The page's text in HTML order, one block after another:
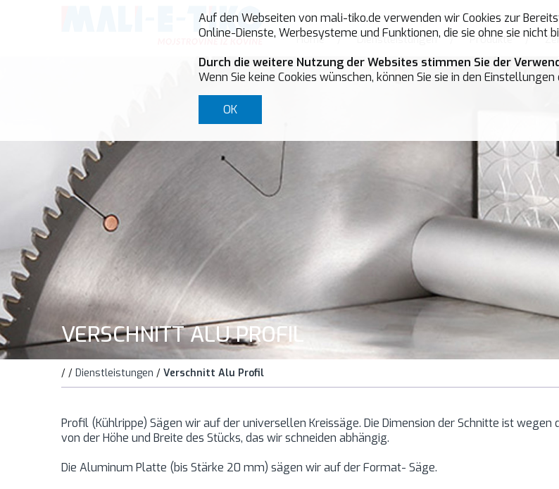
Home
/ Dienstleistungen / Produkte /
VERSCHNITT ALU PROFIL
/ / Dienstleistungen / Verschnitt Alu Profil
Profil (Kühlrippe) Sägen wir auf der universellen Kreissäge. Die Dimension der Schnitte ist
von der Höhe und Breite des Stücks, das wir schneiden abhängig.
Die Aluminum Platte (bis Stärke 20 mm) sägen wir auf der Format- Säge.
Auf den Webseiten von mali-tiko.de verwenden wir Cookies zur
Online-Dienste, Werbesysteme und Funktionen, die sie ohne sie nicht
Durch die weitere Nutzung der Websites stimmen Sie der
Wenn Sie keine Cookies wünschen, können Sie sie in den
OK